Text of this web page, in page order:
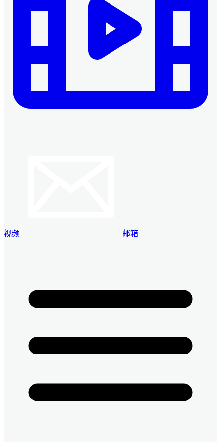
视频 邮箱